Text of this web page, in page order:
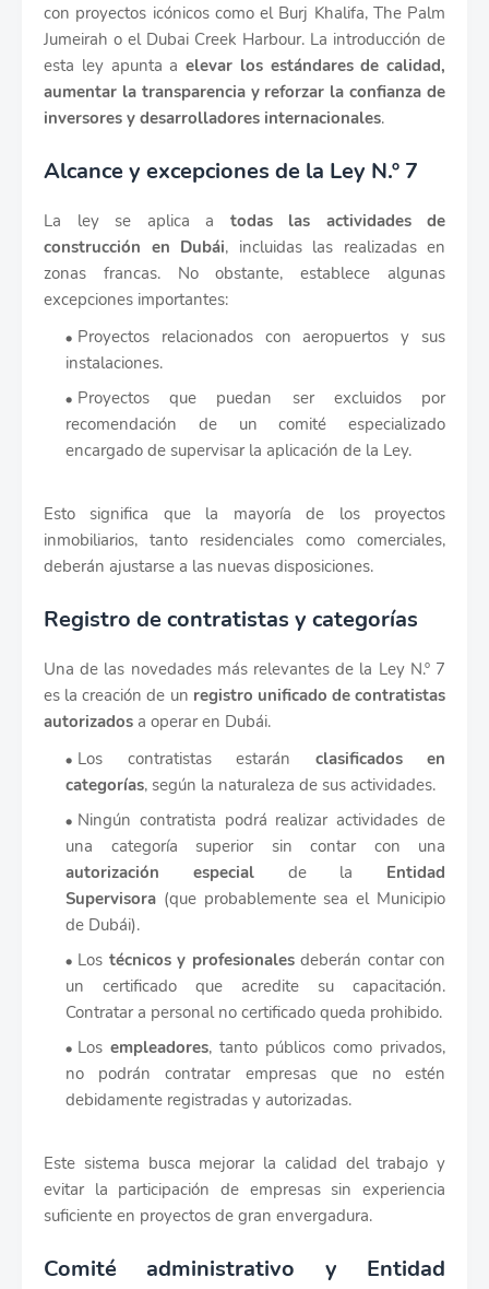
con proyectos icónicos como el Burj Khalifa, The Palm
Jumeirah o el Dubai Creek Harbour. La introducción de
esta ley apunta a elevar los estándares de calidad,
aumentar la transparencia y reforzar la confianza de
inversores y desarrolladores internacionales.
Alcance y excepciones de la Ley N.º 7
La ley se aplica a todas las actividades de
construcción en Dubái, incluidas las realizadas en
zonas francas. No obstante, establece algunas
excepciones importantes:
Proyectos relacionados con aeropuertos y sus
instalaciones.
Proyectos que puedan ser excluidos por
recomendación de un comité especializado
encargado de supervisar la aplicación de la Ley.
Esto significa que la mayoría de los proyectos
inmobiliarios, tanto residenciales como comerciales,
deberán ajustarse a las nuevas disposiciones.
Registro de contratistas y categorías
Una de las novedades más relevantes de la Ley N.º 7
es la creación de un registro unificado de contratistas
autorizados a operar en Dubái.
Los contratistas estarán clasificados en
categorías, según la naturaleza de sus actividades.
Ningún contratista podrá realizar actividades de
una categoría superior sin contar con una
autorización especial de la Entidad
Supervisora (que probablemente sea el Municipio
de Dubái).
Los técnicos y profesionalesdeberán contar con
un certificado que acredite su capacitación.
Contratar a personal no certificado queda prohibido.
Los empleadores, tanto públicos como privados,
no podrán contratar empresas que no estén
debidamente registradas y autorizadas.
Este sistema busca mejorar la calidad del trabajo y
evitar la participación de empresas sin experiencia
suficiente en proyectos de gran envergadura.
Comité administrativo y Entidad